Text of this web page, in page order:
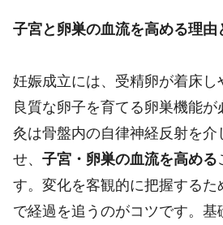
子宮と卵巣の血流を高める理由
妊娠成立には、受精卵が着床し
良質な卵子を育てる卵巣機能
灸は骨盤内の自律神経反射を介
せ、 子宮・卵巣の血流を高める
す。変化を客観的に把握する
で経過を追うのがコツです。基